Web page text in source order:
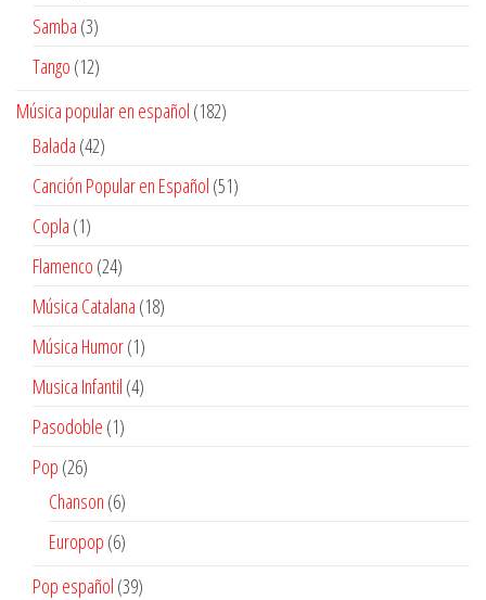
productos
Samba 33
productos
Tango 1212
Música popular en español 182182
Balada 4242
productos
Canción Popular en Español 5151
Copla 11
producto
Flamenco 2424
productos
Música Catalana 1818
Música Humor 11
producto
Musica Infantil 44
Pasodoble 11
Pop 2626
productos
Chanson 66
productos
Europop 66
Pop español 3939